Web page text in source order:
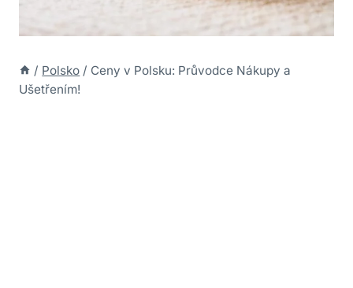
/ Polsko / Ceny v Polsku: Průvodce Nákupy a
Ušetřením!